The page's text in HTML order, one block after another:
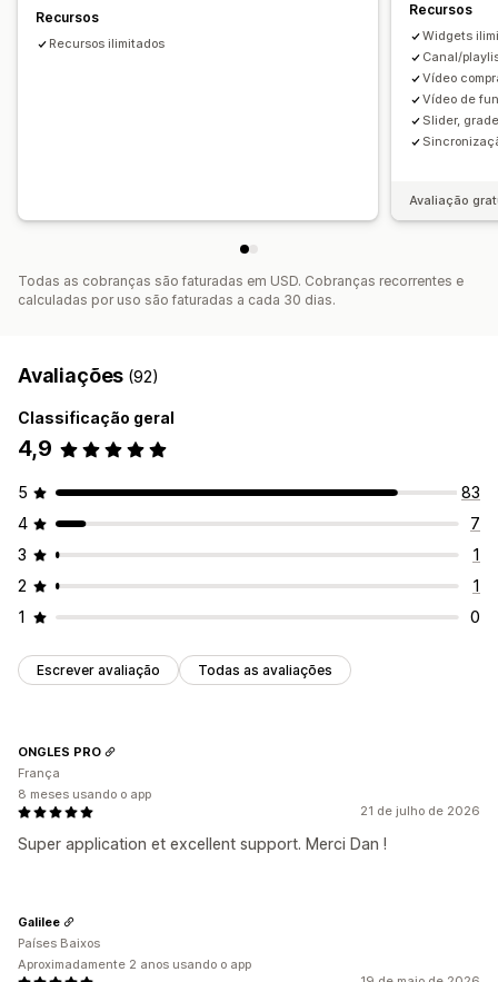
Recursos
Recursos ilimitados
Recursos
Widgets
Canal/
Vídeo
Vídeo de
Slider,
Avaliação
Todas as cobranças são faturadas em USD. Cobranças recorrentes e
calculadas por uso são faturadas a cada 30 dias.
Avaliações (92)
Classificação geral
4,9
5
83
4
7
3
1
2
1
1
0
Escrever avaliação Todas as avaliações
21 de julho de 2026
Super application et excellent support. Merci Dan !
ONGLES PRO
França
8 meses usando o app
Galilee
Países Baixos
Aproximadamente 2 anos usando o app